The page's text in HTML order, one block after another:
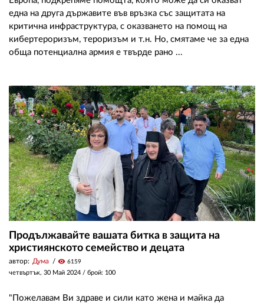
една на друга държавите във връзка със защитата на
критична инфраструктура, с оказването на помощ на
кибертероризъм, тероризъм и т.н. Но, смятаме че за една
обща потенциална армия е твърде рано ...
Продължавайте вашата битка в защита на
християнското семейство и децата
автор: Дума visibility 6159
четвъртък, 30 Май 2024 / брой: 100
"Пожелавам Ви здраве и сили като жена и майка да